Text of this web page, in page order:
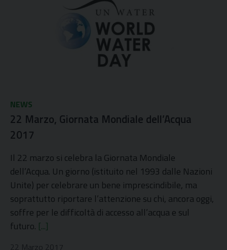
NEWS
22 Marzo, Giornata Mondiale dell’Acqua
2017
Il 22 marzo si celebra la Giornata Mondiale
dell’Acqua. Un giorno (istituito nel 1993 dalle Nazioni
Unite) per celebrare un bene imprescindibile, ma
soprattutto riportare l’attenzione su chi, ancora oggi,
soffre per le difficoltà di accesso all’acqua e sul
futuro. [...]
22 Marzo 2017